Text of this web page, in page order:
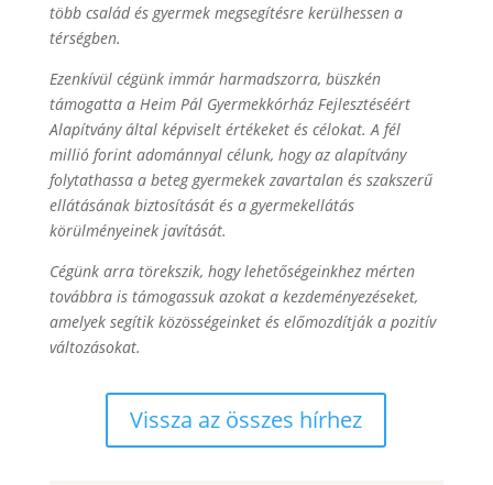
több család és gyermek megsegítésre kerülhessen a
térségben.
Ezenkívül cégünk immár harmadszorra, büszkén
támogatta a Heim Pál Gyermekkórház Fejlesztéséért
Alapítvány által képviselt értékeket és célokat. A fél
millió forint adománnyal célunk, hogy az alapítvány
folytathassa a beteg gyermekek zavartalan és szakszerű
ellátásának biztosítását és a gyermekellátás
körülményeinek javítását.
Cégünk arra törekszik, hogy lehetőségeinkhez mérten
továbbra is támogassuk azokat a kezdeményezéseket,
amelyek segítik közösségeinket és előmozdítják a pozitív
változásokat.
Vissza az összes hírhez